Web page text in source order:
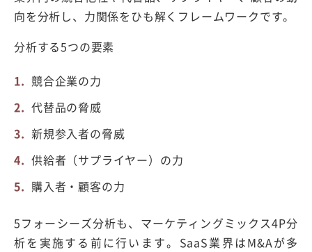
向を分析し、力関係をひも解くフレームワークです。
分析する5つの要素
競合企業の力
代替品の脅威
新規参入者の脅威
供給者（サプライヤー）の力
購入者・顧客の力
5フォーシーズ分析も、マーケティングミックス4P分
析を実施する前に行います。SaaS業界はM&Aが多